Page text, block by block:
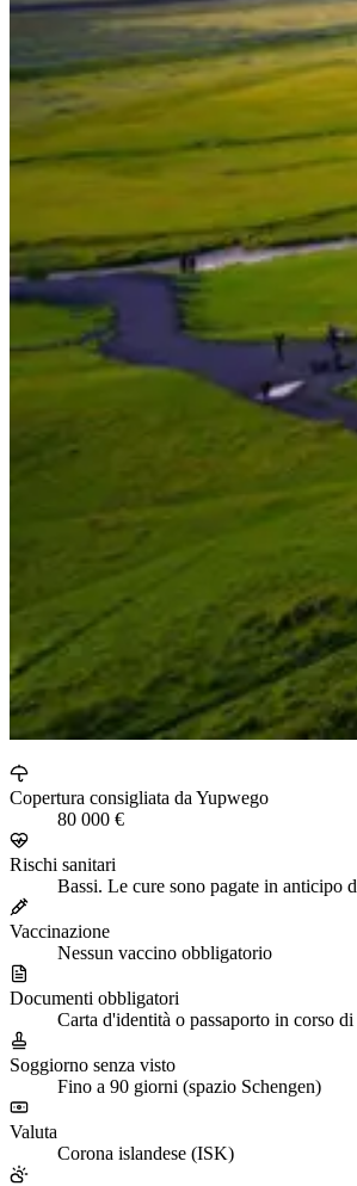
Copertura consigliata da Yupwego
80 000 €
Rischi sanitari
Bassi. Le cure sono pagate in anticipo
Vaccinazione
Nessun vaccino obbligatorio
Documenti obbligatori
Carta d'identità o passaporto in corso
Soggiorno senza visto
Fino a 90 giorni (spazio Schengen)
Valuta
Corona islandese (ISK)